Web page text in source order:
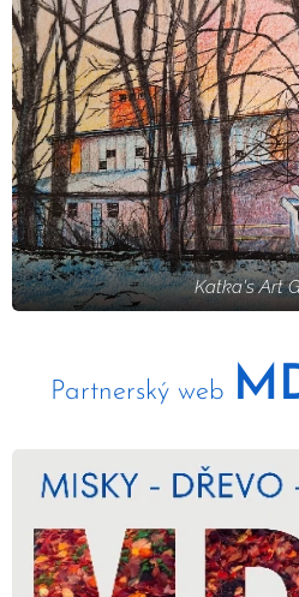
Katka's Art
Partnerský web